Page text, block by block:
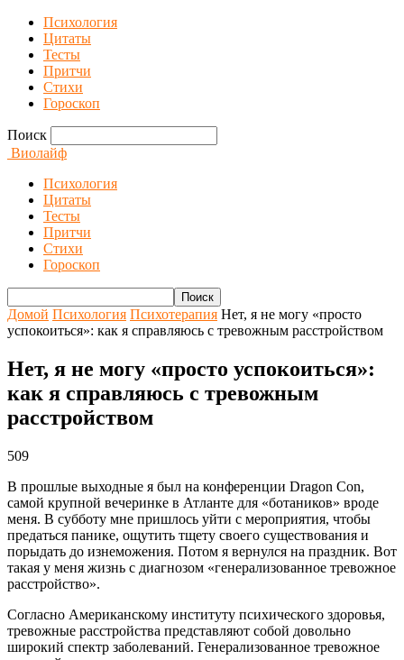
Психология
Цитаты
Тесты
Притчи
Стихи
Гороскоп
Поиск
Виолайф
Психология
Цитаты
Тесты
Притчи
Стихи
Гороскоп
Домой Психология Психотерапия Нет, я не могу «просто
успокоиться»: как я справляюсь с тревожным расстройством
Нет, я не могу «просто успокоиться»:
как я справляюсь с тревожным
расстройством
509
В прошлые выходные я был на конференции Dragon Con,
самой крупной вечеринке в Атланте для «ботаников» вроде
меня. В субботу мне пришлось уйти с мероприятия, чтобы
предаться панике, ощутить тщету своего существования и
порыдать до изнеможения. Потом я вернулся на праздник. Вот
такая у меня жизнь с диагнозом «генерализованное тревожное
расстройство».
Согласно Американскому институту психического здоровья,
тревожные расстройства представляют собой довольно
широкий спектр заболеваний. Генерализованное тревожное